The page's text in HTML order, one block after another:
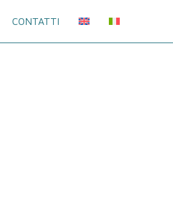
CONTATTI